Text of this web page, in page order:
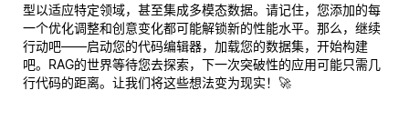
型以适应特定领域，甚至集成多模态数据。请记住，您添加的每
一个优化调整和创意变化都可能解锁新的性能水平。那么，继续
行动吧——启动您的代码编辑器，加载您的数据集，开始构建
吧。RAG的世界等待您去探索，下一次突破性的应用可能只需几
行代码的距离。让我们将这些想法变为现实！🚀